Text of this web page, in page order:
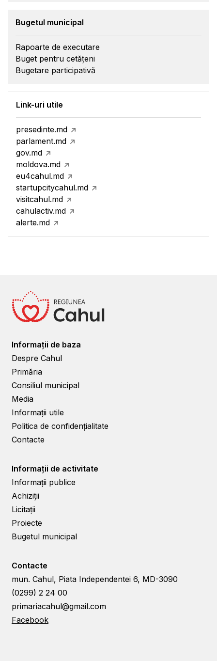
Bugetul municipal
Rapoarte de executare
Buget pentru cetățeni
Bugetare participativă
Link-uri utile
presedinte.md
parlament.md
gov.md
moldova.md
eu4cahul.md
startupcitycahul.md
visitcahul.md
cahulactiv.md
alerte.md
Informații de baza
Despre Cahul
Primăria
Consiliul municipal
Media
Informații utile
Politica de confidențialitate
Contacte
Informații de activitate
Informații publice
Achiziții
Licitații
Proiecte
Bugetul municipal
Contacte
mun. Cahul, Piata Independentei 6, MD-3090
(0299) 2 24 00
primariacahul@gmail.com
Facebook